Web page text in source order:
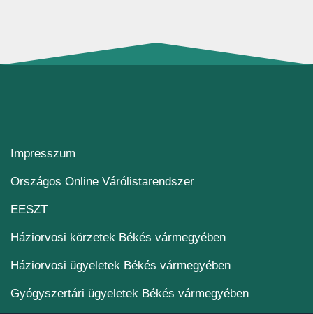
Impresszum
Országos Online Várólistarendszer(új ablakban nyílik
EESZT(új ablakban nyílik meg)
Háziorvosi körzetek Békés vármegyében
Háziorvosi ügyeletek Békés vármegyében
Gyógyszertári ügyeletek Békés vármegyében